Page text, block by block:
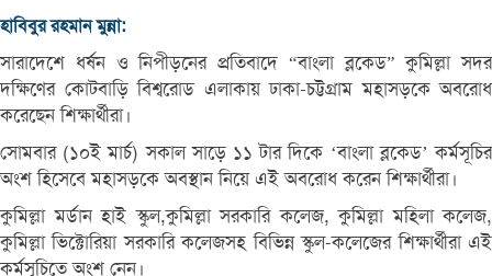
হাবিবুর রহমান মুন্না:
সারাদেশে ধর্ষন ও নিপীড়নের প্রতিবাদে “বাংলা ব্লকেড” কুমিল্লা সদর
দক্ষিণের কোটবাড়ি বিশ্বরোড এলাকায় ঢাকা-চট্টগ্রাম মহাসড়কে অবরোধ
করেছেন শিক্ষার্থীরা।
সোমবার (১০ই মার্চ) সকাল সাড়ে ১১ টার দিকে ‘বাংলা ব্লকেড’ কর্মসূচির
অংশ হিসেবে মহাসড়কে অবস্থান নিয়ে এই অবরোধ করেন শিক্ষার্থীরা।
কুমিল্লা মর্ডান হাই স্কুল,কুমিল্লা সরকারি কলেজ, কুমিল্লা মহিলা কলেজ,
কুমিল্লা ভিক্টোরিয়া সরকারি কলেজসহ বিভিন্ন স্কুল-কলেজের শিক্ষার্থীরা এই
কর্মসূচিতে অংশ নেন।